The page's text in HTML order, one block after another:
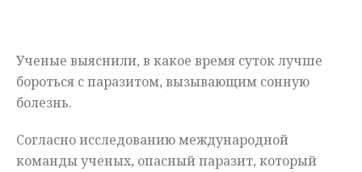
Ученые выяснили, в какое время суток лучше
бороться с паразитом, вызывающим сонную
болезнь.
Согласно исследованию международной
команды ученых, опасный паразит, который